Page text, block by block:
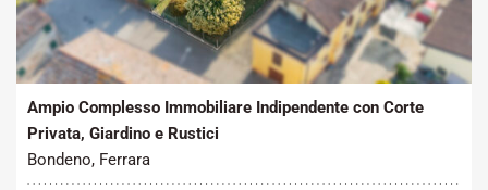
Tipo contratto:
Vendita
Metratura Commerciale:
300 m
Ampio Complesso Immobiliare Indipendente con Corte
Privata, Giardino e Rustici
Bondeno, Ferrara